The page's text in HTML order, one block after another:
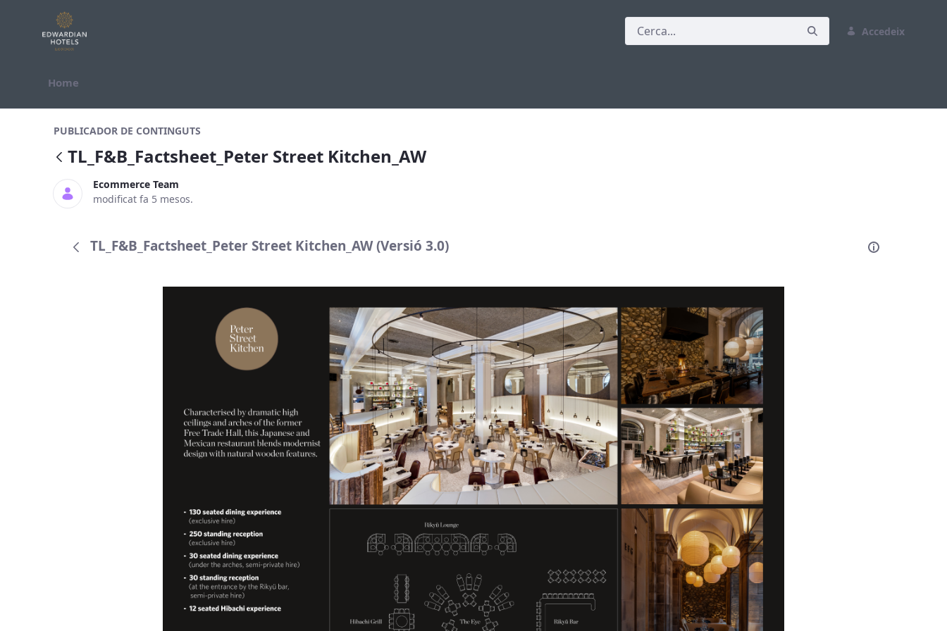
Salta al contigut
Accedeix
Home
PUBLICADOR DE CONTINGUTS
TL_F&B_Factsheet_Peter Street Kitchen_AW
Ecommerce Team
modificat fa 5 mesos.
TL_F&B_Factsheet_Peter Street Kitchen_AW (Versió 3.0)